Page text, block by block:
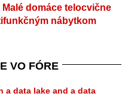
domáce telocvične
nábytkom
VO FÓRE
a data lake and a data